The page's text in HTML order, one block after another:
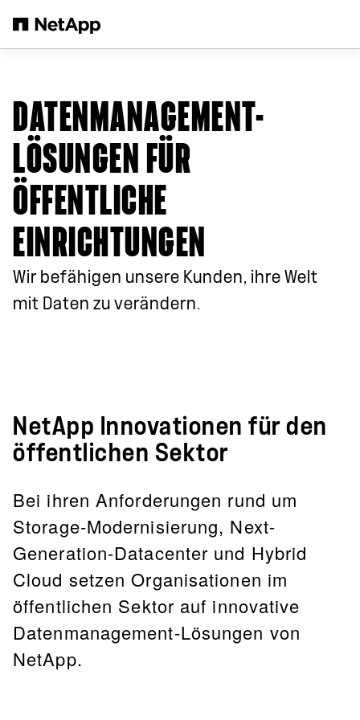
DATENMANAGEMENT-
LÖSUNGEN FÜR
ÖFFENTLICHE
EINRICHTUNGEN
Wir befähigen unsere Kunden, ihre Welt
mit Daten zu verändern.
NetApp Innovationen für den
öffentlichen Sektor
Bei ihren Anforderungen rund um
Storage-Modernisierung, Next-
Generation-Datacenter und Hybrid
Cloud setzen Organisationen im
öffentlichen Sektor auf innovative
Datenmanagement-Lösungen von
NetApp.